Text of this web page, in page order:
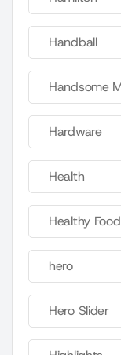
Handball
Handsome
Hardware
Health
Healthy Food
hero
Hero Slider